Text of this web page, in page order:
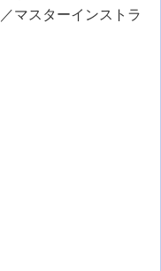
マスターインストラ